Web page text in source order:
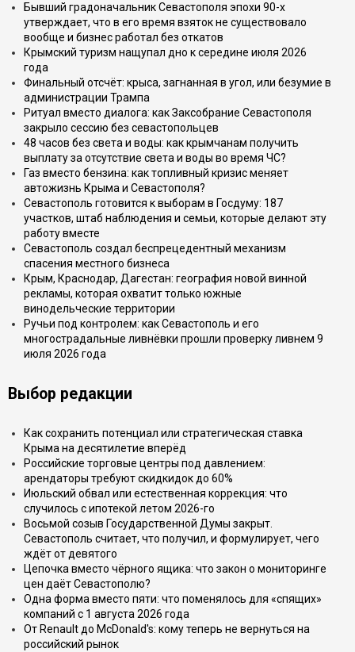
Бывший градоначальник Севастополя эпохи 90-х
утверждает, что в его время взяток не существовало
вообще и бизнес работал без откатов
Крымский туризм нащупал дно к середине июля 2026
года
Финальный отсчёт: крыса, загнанная в угол, или безумие в
администрации Трампа
Ритуал вместо диалога: как Заксобрание Севастополя
закрыло сессию без севастопольцев
48 часов без света и воды: как крымчанам получить
выплату за отсутствие света и воды во время ЧС?
Газ вместо бензина: как топливный кризис меняет
автожизнь Крыма и Севастополя?
Севастополь готовится к выборам в Госдуму: 187
участков, штаб наблюдения и семьи, которые делают эту
работу вместе
Севастополь создал беспрецедентный механизм
спасения местного бизнеса
Крым, Краснодар, Дагестан: география новой винной
рекламы, которая охватит только южные
винодельческие территории
Ручьи под контролем: как Севастополь и его
многострадальные ливнёвки прошли проверку ливнем 9
июля 2026 года
Выбор редакции
Как сохранить потенциал или стратегическая ставка
Крыма на десятилетие вперёд
Российские торговые центры под давлением:
арендаторы требуют скидкидок до 60%
Июльский обвал или естественная коррекция: что
случилось с ипотекой летом 2026-го
Восьмой созыв Государственной Думы закрыт.
Севастополь считает, что получил, и формулирует, чего
ждёт от девятого
Цепочка вместо чёрного ящика: что закон о мониторинге
цен даёт Севастополю?
Одна форма вместо пяти: что поменялось для «спящих»
компаний с 1 августа 2026 года
От Renault до McDonald's: кому теперь не вернуться на
российский рынок